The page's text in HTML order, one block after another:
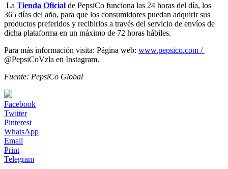
La Tienda Oficial de PepsiCo funciona las 24 horas del día, los
365 días del año, para que los consumidores puedan adquirir sus
productos preferidos y recibirlos a través del servicio de envíos de
dicha plataforma en un máximo de 72 horas hábiles.
Para más información visita: Página web: www.pepsico.com /
@PepsiCoVzla en Instagram.
Fuente: PepsiCo Global
Facebook
Twitter
Pinterest
WhatsApp
Email
Print
Telegram